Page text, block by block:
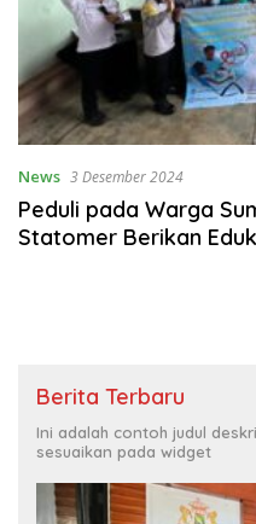
News 3 Desember 2024
Peduli pada Warga
Statomer Berikan
Berita Terbaru
Ini adalah contoh judul
sesuaikan pada widget